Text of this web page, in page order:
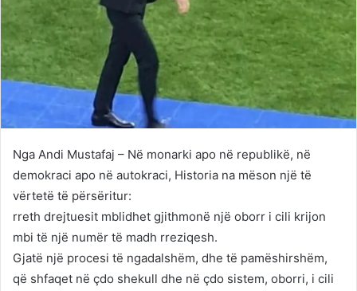
Nga Andi Mustafaj – Në monarki apo në republikë, në
demokraci apo në autokraci, Historia na mëson një të
vërtetë të përsëritur:
rreth drejtuesit mblidhet gjithmonë një oborr i cili krijon
mbi të një numër të madh rreziqesh.
Gjatë një procesi të ngadalshëm, dhe të pamëshirshëm,
që shfaqet në çdo shekull dhe në çdo sistem, oborri, i cili